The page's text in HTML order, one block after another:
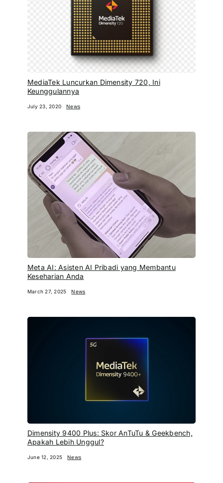
MediaTek Luncurkan Dimensity 720, Ini
Keunggulannya
July 23, 2020 News
Meta AI: Asisten AI Pribadi yang Membantu
Keseharian Anda
March 27, 2025 News
Dimensity 9400 Plus: Skor AnTuTu & Geekbench,
Apakah Lebih Unggul?
June 12, 2025 News